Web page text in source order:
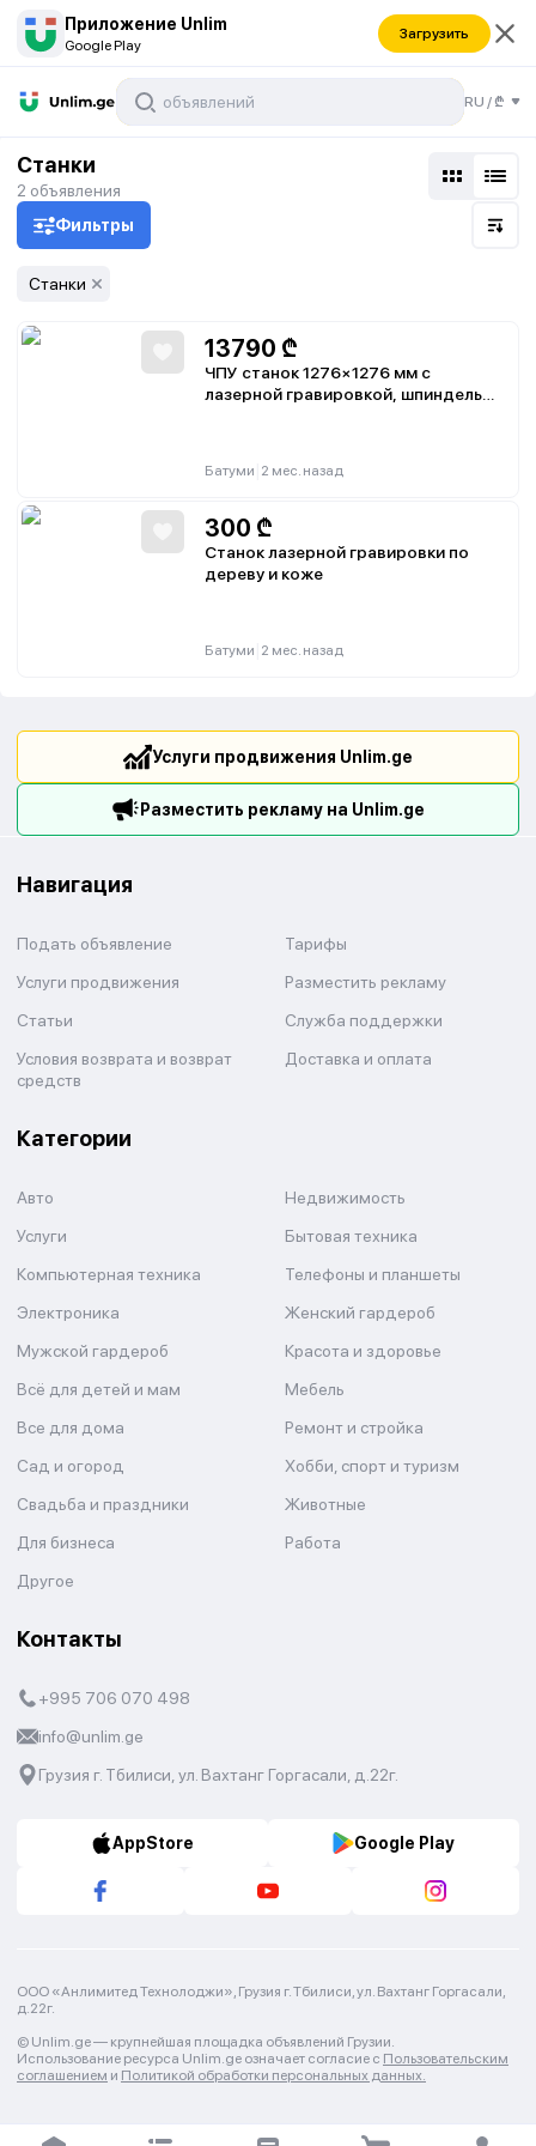
Приложение Unlim
Google Play
Загрузить
RU /₾
Станки
2 объявления
Фильтры
Станки
13790 ₾
ЧПУ станок 1276×1276 мм с
лазерной гравировкой, шпиндель
Батуми 2 мес. назад
300 ₾
Станок лазерной гравировки по
дереву и коже
Батуми 2 мес. назад
Услуги продвижения Unlim.ge
Разместить рекламу на Unlim.ge
Навигация
Подать объявление
Тарифы
Услуги продвижения
Разместить рекламу
Статьи
Служба поддержки
Условия возврата и возврат
средств
Доставка и оплата
Категории
Авто
Недвижимость
Услуги
Бытовая техника
Компьютерная техника
Телефоны и планшеты
Электроника
Женский гардероб
Мужской гардероб
Красота и здоровье
Всё для детей и мам
Мебель
Все для дома
Ремонт и стройка
Сад и огород
Хобби, спорт и туризм
Свадьба и праздники
Животные
Для бизнеса
Работа
Другое
Контакты
+995 706 070 498
info@unlim.ge
Грузия г. Тбилиси, ул. Вахтанг Горгасали, д.22г.
AppStore Google Play
ООО «Анлимитед Технолоджи», Грузия г. Тбилиси, ул. Вахтанг Горгасали,
д.22г.
© Unlim.ge — крупнейшая площадка объявлений Грузии.
Использование ресурса Unlim.ge означает согласие с Пользовательским
соглашением и Политикой обработки персональных данных.